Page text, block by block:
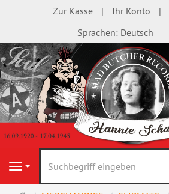
Zur Kasse Ihr Konto
Sprachen: Deutsch
Navigation